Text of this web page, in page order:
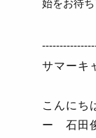
始をお待ち
サマーキ
こんにち
ー 石田